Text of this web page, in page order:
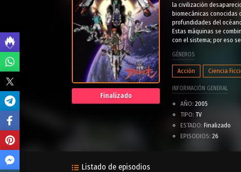
Finalizado
la civilización
biomecánicas conocidas
profundidades del
Estas máquinas se
con el sistema; por eso
GÉNEROS
Acción Ciencia
INFORMACIÓN GENERAL
AÑO: 2005
TIPO: TV
ESTADO: Finalizado
EPISODIOS: 26
Listado de episodios